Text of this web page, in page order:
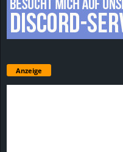
Anzeige